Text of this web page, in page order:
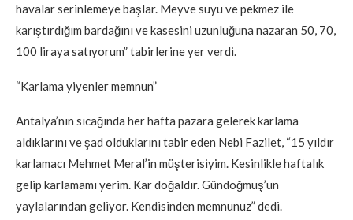
havalar serinlemeye başlar. Meyve suyu ve pekmez ile
karıştırdığım bardağını ve kasesini uzunluğuna nazaran 50, 70,
100 liraya satıyorum” tabirlerine yer verdi.
“Karlama yiyenler memnun”
Antalya’nın sıcağında her hafta pazara gelerek karlama
aldıklarını ve şad olduklarını tabir eden Nebi Fazilet, “15 yıldır
karlamacı Mehmet Meral’in müşterisiyim. Kesinlikle haftalık
gelip karlamamı yerim. Kar doğaldır. Gündoğmuş’un
yaylalarından geliyor. Kendisinden memnunuz” dedi.